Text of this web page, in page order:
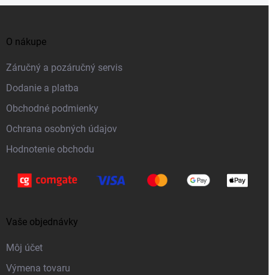
p
ä
e
O nákupe
Záručný a pozáručný servis
Dodanie a platba
Obchodné podmienky
Ochrana osobných údajov
Hodnotenie obchodu
Vaše objednávky
Môj účet
Výmena tovaru